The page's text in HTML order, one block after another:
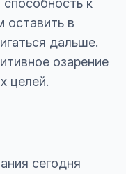
способность к
оставить в
дальше.
озарение
целей.
сегодня